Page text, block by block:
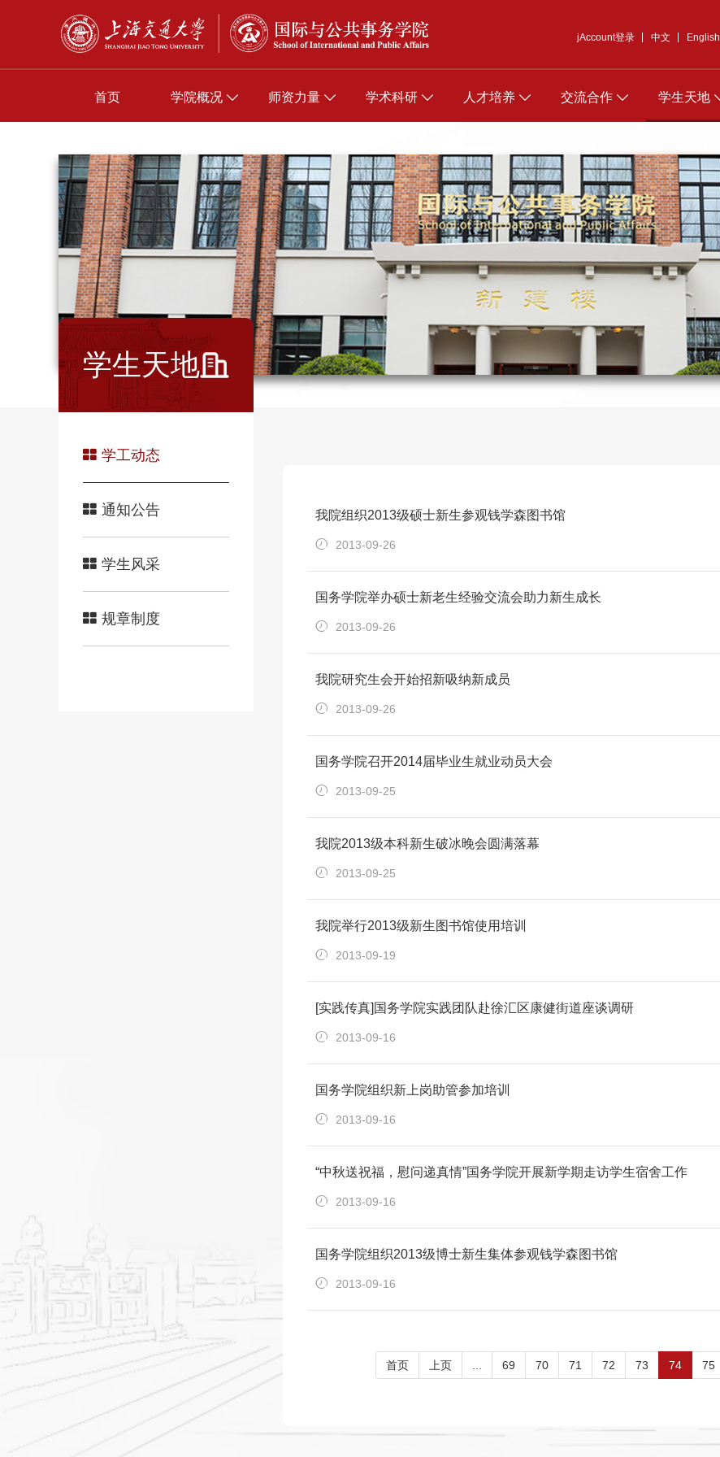
jAccount登录 中文 English
首页 学院概况 师资力量 学术科研 人才培养 交流合作 学生天地
学生天地
学工动态
通知公告
学生风采
规章制度
我院组织2013级硕士新生参观钱学森图书馆
2013-09-26
国务学院举办硕士新老生经验交流会助力新生成长
2013-09-26
我院研究生会开始招新吸纳新成员
2013-09-26
国务学院召开2014届毕业生就业动员大会
2013-09-25
我院2013级本科新生破冰晚会圆满落幕
2013-09-25
我院举行2013级新生图书馆使用培训
2013-09-19
[实践传真]国务学院实践团队赴徐汇区康健街道座谈调研
2013-09-16
国务学院组织新上岗助管参加培训
2013-09-16
“中秋送祝福，慰问递真情”国务学院开展新学期走访学生宿舍工作
2013-09-16
国务学院组织2013级博士新生集体参观钱学森图书馆
2013-09-16
首页 上页 ... 69 70 71 72 73 74 75